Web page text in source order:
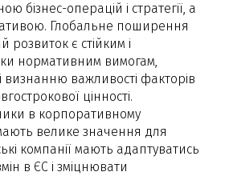
бізнес-операцій і стратегії, а
Глобальне поширення
розвиток є стійким і
нормативним вимогам,
визнанню важливості факторів
цінності.
в корпоративному
велике значення для
компанії мають адаптуватись
в ЄС і зміцнювати